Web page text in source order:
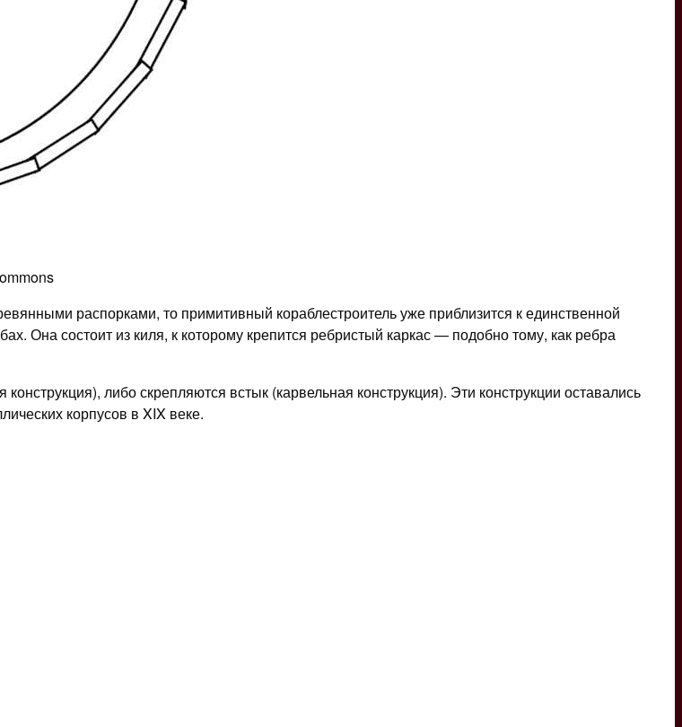
распорками, то примитивный кораблестроитель уже приблизится к единственной
Она состоит из киля, к которому крепится ребристый каркас — подобно тому, как ребра
либо скрепляются встык (карвельная конструкция). Эти конструкции оставались
корпусов в XIX веке.